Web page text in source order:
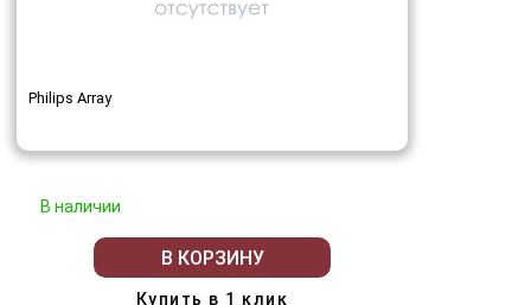
Philips Array
В наличии
В КОРЗИНУ
Купить в 1 клик